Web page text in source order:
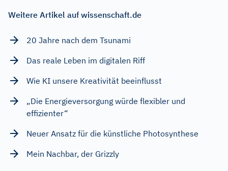
Weitere Artikel auf wissenschaft.de
20 Jahre nach dem Tsunami
Das reale Leben im digitalen Riff
Wie KI unsere Kreativität beeinflusst
„Die Energieversorgung würde flexibler und
effizienter“
Neuer Ansatz für die künstliche Photosynthese
Mein Nachbar, der Grizzly